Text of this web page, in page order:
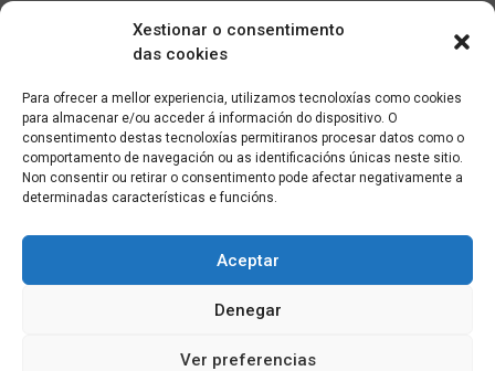
Xestionar o consentimento
das cookies
Para ofrecer a mellor experiencia, utilizamos tecnoloxías como cookies
para almacenar e/ou acceder á información do dispositivo. O
consentimento destas tecnoloxías permitiranos procesar datos como o
comportamento de navegación ou as identificacións únicas neste sitio.
Non consentir ou retirar o consentimento pode afectar negativamente a
determinadas características e funcións.
Aceptar
Denegar
Ver preferencias